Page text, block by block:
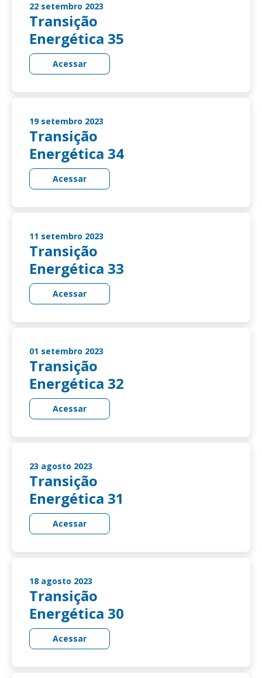
22 setembro 2023
Transição
Energética 35
Acessar
19 setembro 2023
Transição
Energética 34
Acessar
11 setembro 2023
Transição
Energética 33
Acessar
01 setembro 2023
Transição
Energética 32
Acessar
23 agosto 2023
Transição
Energética 31
Acessar
18 agosto 2023
Transição
Energética 30
Acessar